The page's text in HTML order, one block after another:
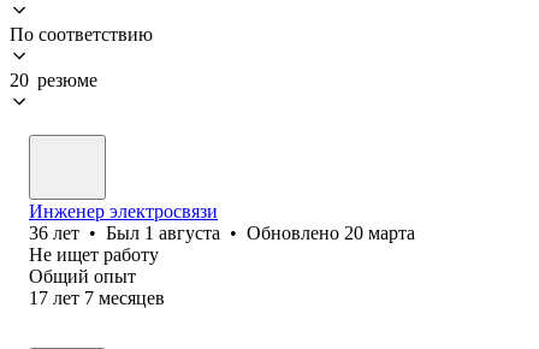
По соответствию
20 резюме
Инженер электросвязи
36 лет • Был 1 августа • Обновлено 20 марта
Не ищет работу
Общий опыт
17 лет 7 месяцев